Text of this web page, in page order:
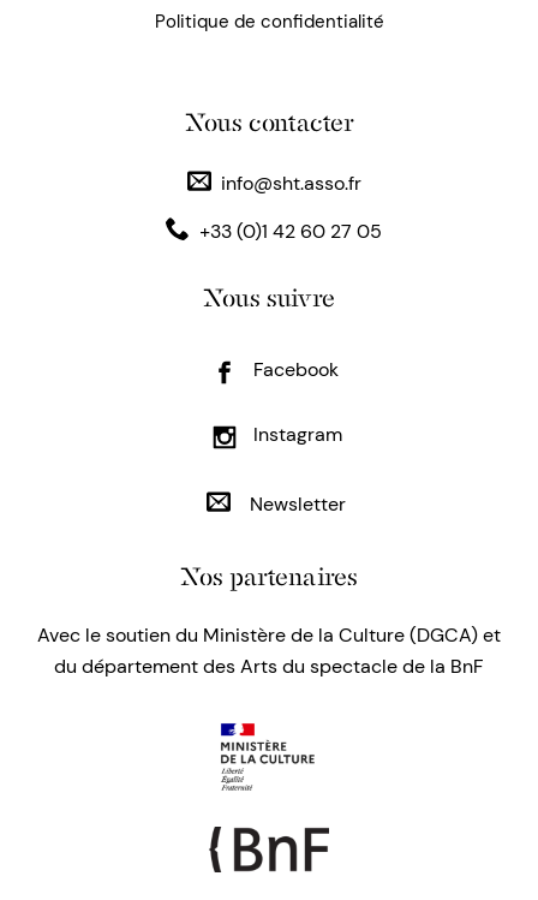
Politique de confidentialité
Nous contacter
info@sht.asso.fr
+33 (0)1 42 60 27 05
Nous suivre
Facebook
Instagram
Newsletter
Nos partenaires
Avec le soutien du Ministère de la Culture (DGCA) et
du département des Arts du spectacle de la BnF